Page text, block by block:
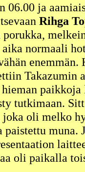
06.00 ja
Rihga
normaali
enemmän.
Takazumin
tutkimaan.
oli melko
muna.
oli paikalla